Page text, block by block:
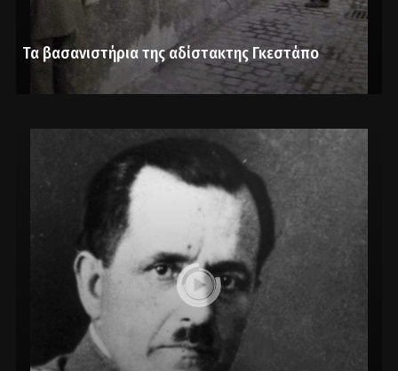
Τα βασανιστήρια της αδίστακτης Γκεστάπο